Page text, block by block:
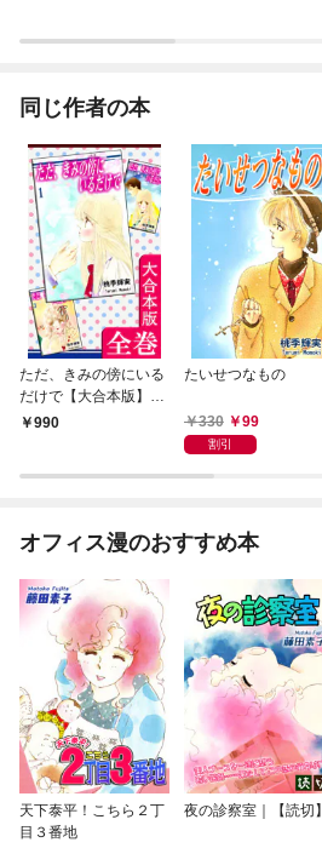
同じ作者の本
ただ、きみの傍にいる
だけで【大合本版】
全巻収録
990
たいせつなもの
330 99
割引
オフィス漫のおすすめ本
天下泰平！こちら２丁
目３番地
夜の診察室｜【読切】